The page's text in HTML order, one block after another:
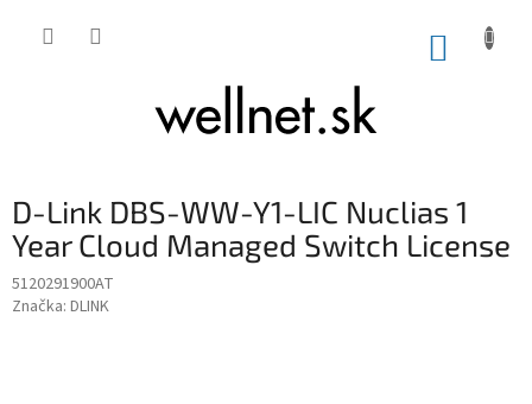
D-Link DBS-WW-Y1-LIC Nuclias 1
Year Cloud Managed Switch License
5120291900AT
Značka: DLINK